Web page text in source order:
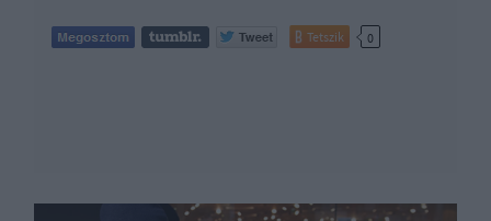
Tetszik 0